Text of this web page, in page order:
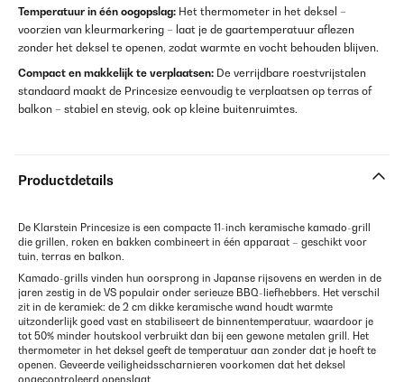
Temperatuur in één oogopslag: Het thermometer in het deksel –
voorzien van kleurmarkering – laat je de gaartemperatuur aflezen
zonder het deksel te openen, zodat warmte en vocht behouden blijven.
Compact en makkelijk te verplaatsen: De verrijdbare roestvrijstalen
standaard maakt de Princesize eenvoudig te verplaatsen op terras of
balkon – stabiel en stevig, ook op kleine buitenruimtes.
Productdetails
De Klarstein Princesize is een compacte 11-inch keramische kamado-grill
die grillen, roken en bakken combineert in één apparaat – geschikt voor
tuin, terras en balkon.
Kamado-grills vinden hun oorsprong in Japanse rijsovens en werden in de
jaren zestig in de VS populair onder serieuze BBQ-liefhebbers. Het verschil
zit in de keramiek: de 2 cm dikke keramische wand houdt warmte
uitzonderlijk goed vast en stabiliseert de binnentemperatuur, waardoor je
tot 50% minder houtskool verbruikt dan bij een gewone metalen grill. Het
thermometer in het deksel geeft de temperatuur aan zonder dat je hoeft te
openen. Geveerde veiligheidsscharnieren voorkomen dat het deksel
ongecontroleerd openslaat.